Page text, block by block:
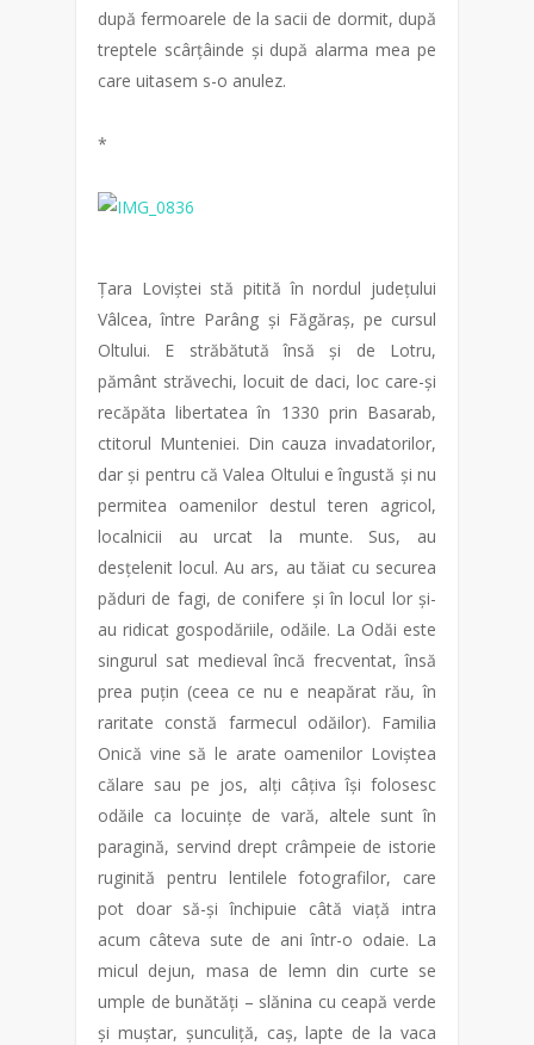
după fermoarele de la sacii de dormit, după
treptele scârțâinde și după alarma mea pe
care uitasem s-o anulez.
*
Țara Loviștei stă pitită în nordul județului
Vâlcea, între Parâng și Făgăraș, pe cursul
Oltului. E străbătută însă și de Lotru,
pământ străvechi, locuit de daci, loc care-și
recăpăta libertatea în 1330 prin Basarab,
ctitorul Munteniei. Din cauza invadatorilor,
dar și pentru că Valea Oltului e îngustă și nu
permitea oamenilor destul teren agricol,
localnicii au urcat la munte. Sus, au
desțelenit locul. Au ars, au tăiat cu securea
păduri de fagi, de conifere și în locul lor și-
au ridicat gospodăriile, odăile. La Odăi este
singurul sat medieval încă frecventat, însă
prea puțin (ceea ce nu e neapărat rău, în
raritate constă farmecul odăilor). Familia
Onică vine să le arate oamenilor Loviștea
călare sau pe jos, alți câțiva își folosesc
odăile ca locuințe de vară, altele sunt în
paragină, servind drept crâmpeie de istorie
ruginită pentru lentilele fotografilor, care
pot doar să-și închipuie câtă viață intra
acum câteva sute de ani într-o odaie. La
micul dejun, masa de lemn din curte se
umple de bunătăți – slănina cu ceapă verde
și muștar, șunculiță, caș, lapte de la vaca